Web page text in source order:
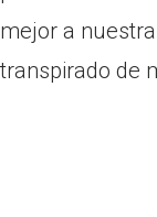
mejor a
transpirado de